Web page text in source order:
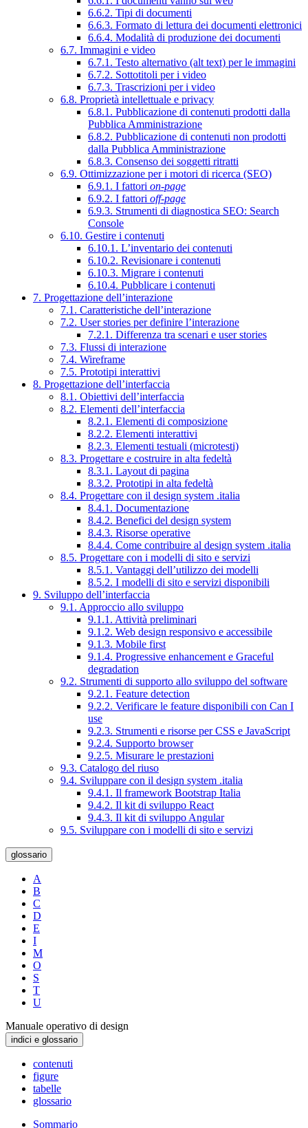
6.6.2. Tipi di documenti
6.6.3. Formato di lettura dei documenti elettronici
6.6.4. Modalità di produzione dei documenti
6.7. Immagini e video
6.7.1. Testo alternativo (alt text) per le immagini
6.7.2. Sottotitoli per i video
6.7.3. Trascrizioni per i video
6.8. Proprietà intellettuale e privacy
6.8.1. Pubblicazione di contenuti prodotti dalla
Pubblica Amministrazione
6.8.2. Pubblicazione di contenuti non prodotti
dalla Pubblica Amministrazione
6.8.3. Consenso dei soggetti ritratti
6.9. Ottimizzazione per i motori di ricerca (SEO)
6.9.1. I fattori on-page
6.9.2. I fattori off-page
6.9.3. Strumenti di diagnostica SEO: Search
Console
6.10. Gestire i contenuti
6.10.1. L’inventario dei contenuti
6.10.2. Revisionare i contenuti
6.10.3. Migrare i contenuti
6.10.4. Pubblicare i contenuti
7. Progettazione dell’interazione
7.1. Caratteristiche dell’interazione
7.2. User stories per definire l’interazione
7.2.1. Differenza tra scenari e user stories
7.3. Flussi di interazione
7.4. Wireframe
7.5. Prototipi interattivi
8. Progettazione dell’interfaccia
8.1. Obiettivi dell’interfaccia
8.2. Elementi dell’interfaccia
8.2.1. Elementi di composizione
8.2.2. Elementi interattivi
8.2.3. Elementi testuali (microtesti)
8.3. Progettare e costruire in alta fedeltà
8.3.1. Layout di pagina
8.3.2. Prototipi in alta fedeltà
8.4. Progettare con il design system .italia
8.4.1. Documentazione
8.4.2. Benefici del design system
8.4.3. Risorse operative
8.4.4. Come contribuire al design system .italia
8.5. Progettare con i modelli di sito e servizi
8.5.1. Vantaggi dell’utilizzo dei modelli
8.5.2. I modelli di sito e servizi disponibili
9. Sviluppo dell’interfaccia
9.1. Approccio allo sviluppo
9.1.1. Attività preliminari
9.1.2. Web design responsivo e accessibile
9.1.3. Mobile first
9.1.4. Progressive enhancement e Graceful
degradation
9.2. Strumenti di supporto allo sviluppo del software
9.2.1. Feature detection
9.2.2. Verificare le feature disponibili con Can I
use
9.2.3. Strumenti e risorse per CSS e JavaScript
9.2.4. Supporto browser
9.2.5. Misurare le prestazioni
9.3. Catalogo del riuso
9.4. Sviluppare con il design system .italia
9.4.1. Il framework Bootstrap Italia
9.4.2. Il kit di sviluppo React
9.4.3. Il kit di sviluppo Angular
9.5. Sviluppare con i modelli di sito e servizi
glossario
A
B
C
D
E
I
M
O
S
T
U
Manuale operativo di design
indici e glossario
contenuti
figure
tabelle
glossario
Sommario